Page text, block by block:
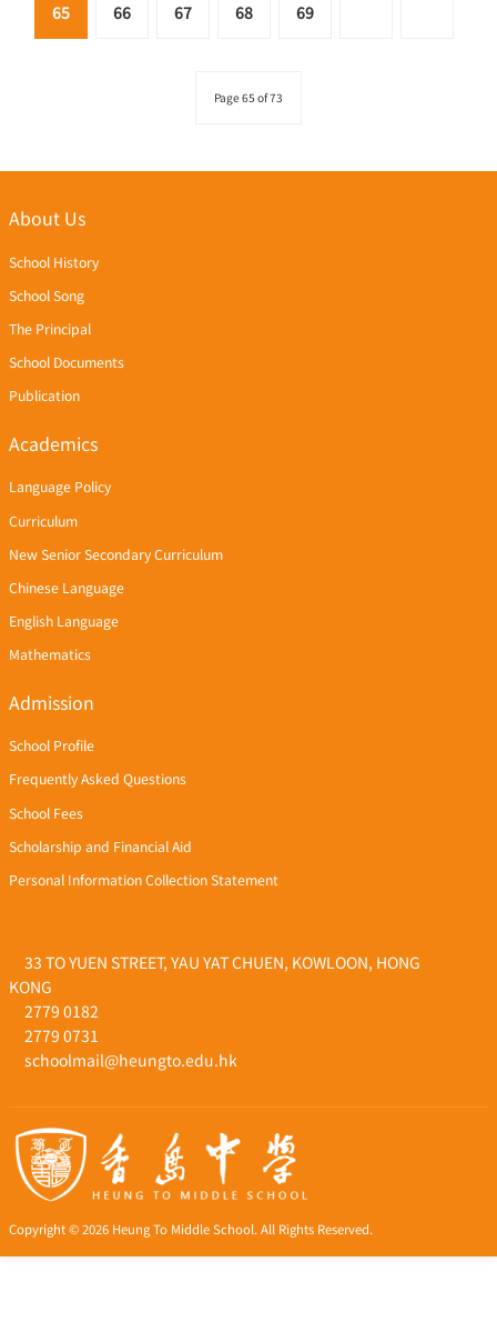
65 66 67 68 69
Page 65 of 73
33 TO YUEN STREET, YAU YAT CHUEN, KOWLOON, HONG
KONG
2779 0182
2779 0731
schoolmail@heungto.edu.hk
Copyright © 2026 Heung To Middle School. All Rights Reserved.
About Us
School History
School Song
The Principal
School Documents
Publication
Academics
Language Policy
Curriculum
New Senior Secondary Curriculum
Chinese Language
English Language
Mathematics
Admission
School Profile
Frequently Asked Questions
School Fees
Scholarship and Financial Aid
Personal Information Collection Statement